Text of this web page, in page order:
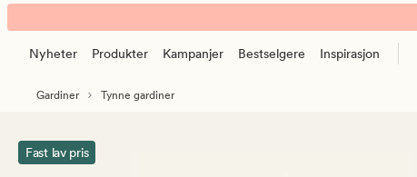
Otto
gardin
mørk
banner.
Klikk
pause.
Nyheter Produkter Kampanjer Bestselgere Inspirasjon
Gardiner Tynne gardiner
Fast lav pris